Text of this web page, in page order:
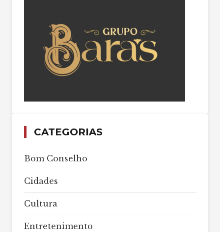
CATEGORIAS
Bom Conselho
Cidades
Cultura
Entretenimento